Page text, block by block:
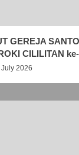
GEREJA
CILILITAN
2026